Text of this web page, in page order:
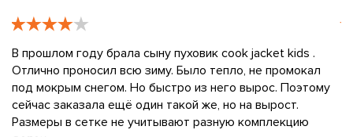
В прошлом году брала сыну пуховик cook jacket kids .
Отлично проносил всю зиму. Было тепло, не промокал
под мокрым снегом. Но быстро из него вырос. Поэтому
сейчас заказала ещё один такой же, но на вырост.
Размеры в сетке не учитывают разную комплекцию